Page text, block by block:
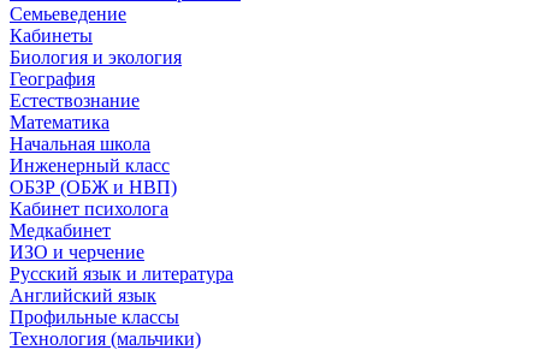
Семьеведение
Кабинеты
Биология и экология
География
Естествознание
Математика
Начальная школа
Инженерный класс
ОБЗР (ОБЖ и НВП)
Кабинет психолога
Медкабинет
ИЗО и черчение
Русский язык и литература
Английский язык
Профильные классы
Технология (мальчики)